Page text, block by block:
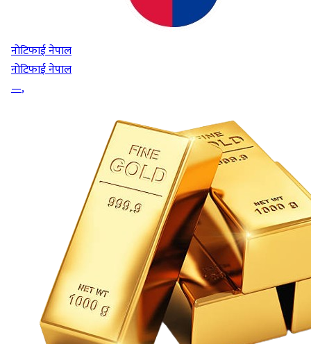
नोटिफाई नेपाल
नोटिफाई नेपाल
—,